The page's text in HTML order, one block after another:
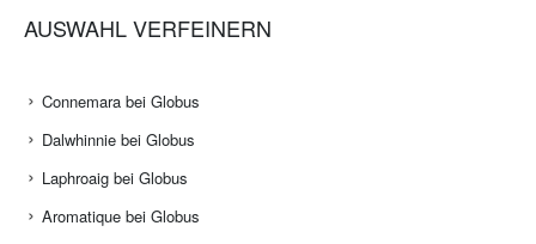
AUSWAHL VERFEINERN
Connemara bei Globus
Dalwhinnie bei Globus
Laphroaig bei Globus
Aromatique bei Globus